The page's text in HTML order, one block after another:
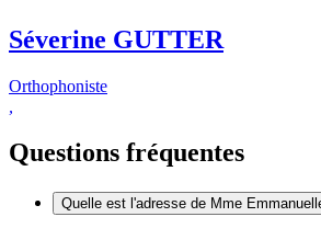
Séverine GUTTER
Orthophoniste
Questions fréquentes
Quelle est l'adresse de Mme